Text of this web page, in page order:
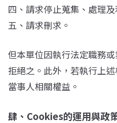
四、請求停止蒐集、處理及
五、請求刪求。
但本單位因執行法定職務
拒絕之。此外，若執行上
當事人相關權益。
肆、Cookies的運用與政